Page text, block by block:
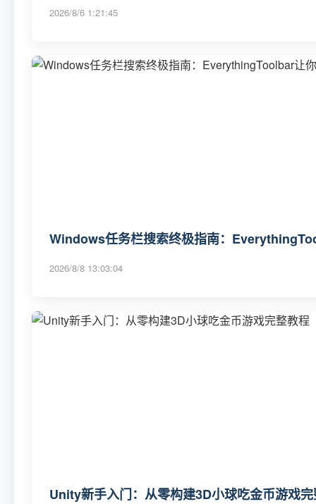
2026/8/6 1:21:45
Windows任务栏搜索终极指南：
2026/8/8 13:03:04
Unity新手入门：从零构建3D小球吃金币游戏